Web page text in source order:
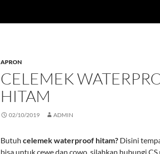
APRON
CELEMEK
HITAM
02/10/2019 ADMIN
Butuh celemek waterproof hitam? Disini
bisa untuk cewe dan cowo, silahkan hubungi